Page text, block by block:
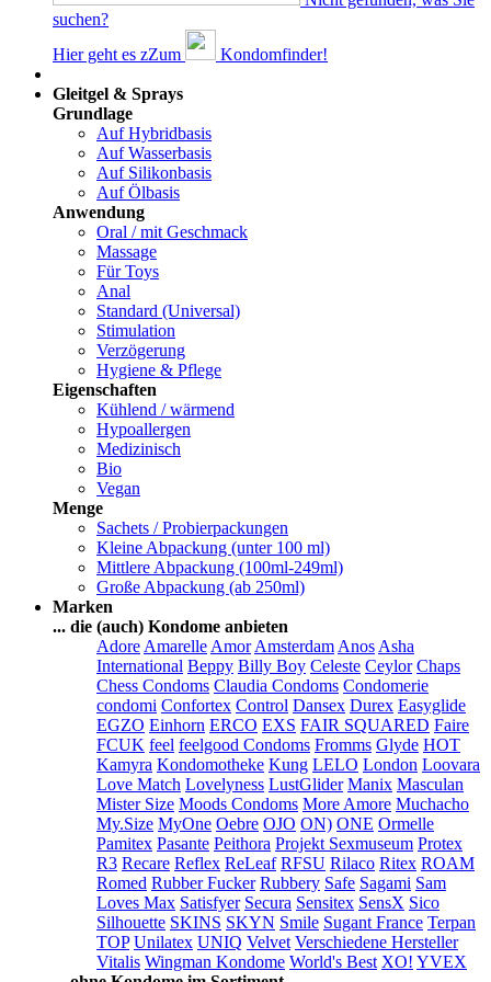
suchen?
Hier geht es zZum
Kondomfinder!
Gleitgel & Sprays
Grundlage
Auf Hybridbasis
Auf Wasserbasis
Auf Silikonbasis
Auf Ölbasis
Anwendung
Oral / mit Geschmack
Massage
Für Toys
Anal
Standard (Universal)
Stimulation
Verzögerung
Hygiene & Pflege
Eigenschaften
Kühlend / wärmend
Hypoallergen
Medizinisch
Bio
Vegan
Menge
Sachets / Probierpackungen
Kleine Abpackung (unter 100 ml)
Mittlere Abpackung (100ml-249ml)
Große Abpackung (ab 250ml)
Marken
... die (auch) Kondome anbieten
Adore Amarelle Amor Amsterdam Anos Asha
International Beppy Billy Boy Celeste Ceylor Chaps
Chess Condoms Claudia Condoms Condomerie
condomi Confortex Control Dansex Durex Easyglide
EGZO Einhorn ERCO EXS FAIR SQUARED Faire
FCUK feel feelgood Condoms Fromms Glyde HOT
Kamyra Kondomotheke Kung LELO London Loovara
Love Match Lovelyness LustGlider Manix Masculan
Mister Size Moods Condoms More Amore Muchacho
My.Size MyOne Oebre OJO ON) ONE Ormelle
Pamitex Pasante Peithora Projekt Sexmuseum Protex
R3 Recare Reflex ReLeaf RFSU Rilaco Ritex ROAM
Romed Rubber Fucker Rubbery Safe Sagami Sam
Loves Max Satisfyer Secura Sensitex SensX Sico
Silhouette SKINS SKYN Smile Sugant France Terpan
TOP Unilatex UNIQ Velvet Verschiedene Hersteller
Vitalis Wingman Kondome World's Best XO! YVEX